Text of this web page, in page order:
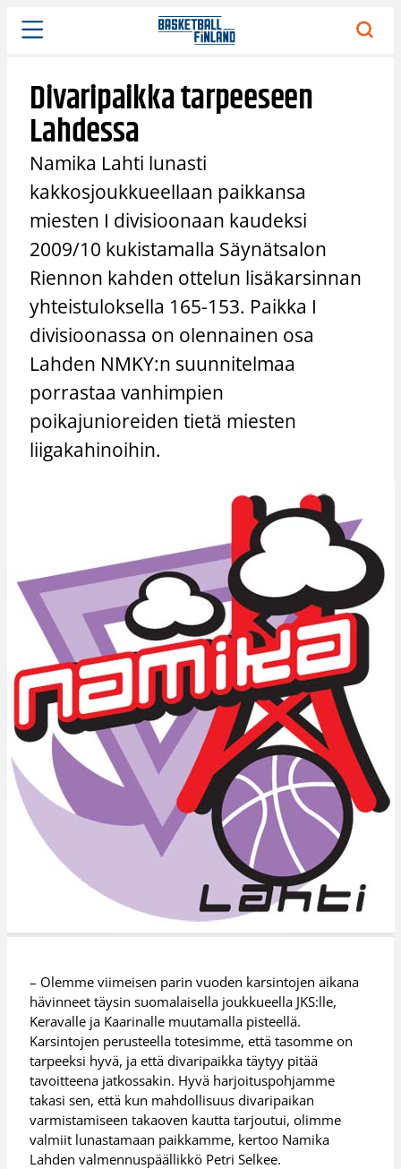
Siirry
sisältöön
Divaripaikka tarpeeseen
Lahdessa
Namika Lahti lunasti
kakkosjoukkueellaan paikkansa
miesten I divisioonaan kaudeksi
2009/10 kukistamalla Säynätsalon
Riennon kahden ottelun lisäkarsinnan
yhteistuloksella 165-153. Paikka I
divisioonassa on olennainen osa
Lahden NMKY:n suunnitelmaa
porrastaa vanhimpien
poikajunioreiden tietä miesten
liigakahinoihin.
– Olemme viimeisen parin vuoden karsintojen aikana
hävinneet täysin suomalaisella joukkueella JKS:lle,
Keravalle ja Kaarinalle muutamalla pisteellä.
Karsintojen perusteella totesimme, että tasomme on
tarpeeksi hyvä, ja että divaripaikka täytyy pitää
tavoitteena jatkossakin. Hyvä harjoituspohjamme
takasi sen, että kun mahdollisuus divaripaikan
varmistamiseen takaoven kautta tarjoutui, olimme
valmiit lunastamaan paikkamme, kertoo Namika
Lahden valmennuspäällikkö Petri Selkee.